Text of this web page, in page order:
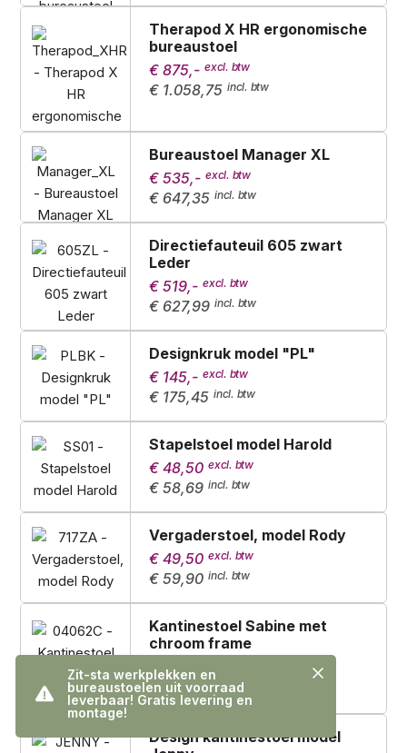
Therapod X HR ergonomische
bureaustoel
€ 875,-
€ 1.058,75
Bureaustoel Manager XL
€ 535,-
€ 647,35
Directiefauteuil 605 zwart
Leder
€ 519,-
€ 627,99
Designkruk model "PL"
€ 145,-
€ 175,45
Stapelstoel model Harold
€ 48,50
€ 58,69
Vergaderstoel, model Rody
€ 49,50
€ 59,90
Kantinestoel Sabine met
chroom frame
€ 35,50
€ 42,96
Design kantinestoel model
Zit-sta werkplekken en
bureaustoelen uit voorraad
leverbaar! Gratis levering en
montage!